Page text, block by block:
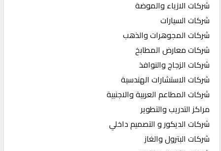
شركات الازياء والموضة
شركات السيارات
شركات المجوهرات والذهب
شركات معارض المطابخ
شركات الزجاج والنوافذ
شركات الاستشارات الهندسية
شركات المطاعم العربية والاجنبية
مراكز التدريب والتطوير
شركات الديكور و التصميم داخلي
شركات البترول والغاز